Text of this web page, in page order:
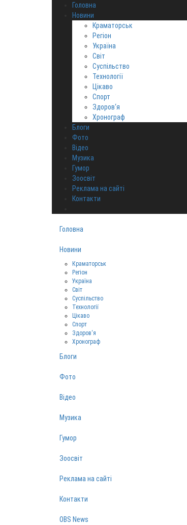
Головна
Новини
Краматорськ
Регіон
Україна
Світ
Суспільство
Технології
Цікаво
Спорт
Здоров‘я
Хронограф
Блоги
Фото
Відео
Музика
Гумор
Зоосвіт
Реклама на сайті
Контакти
Головна
Новини
Краматорськ
Регіон
Україна
Світ
Суспільство
Технології
Цікаво
Спорт
Здоров‘я
Хронограф
Блоги
Фото
Відео
Музика
Гумор
Зоосвіт
Реклама на сайті
Контакти
OBS News